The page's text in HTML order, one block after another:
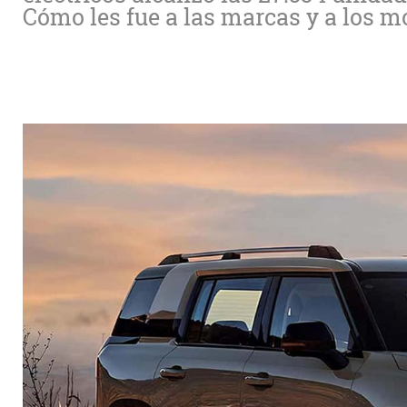
Cómo les fue a las marcas y a los